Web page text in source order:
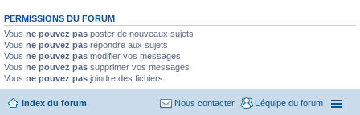
PERMISSIONS DU FORUM
Vous ne pouvez pas poster de nouveaux sujets
Vous ne pouvez pas répondre aux sujets
Vous ne pouvez pas modifier vos messages
Vous ne pouvez pas supprimer vos messages
Vous ne pouvez pas joindre des fichiers
Index du forum L’équipe du forum
Nous contacter